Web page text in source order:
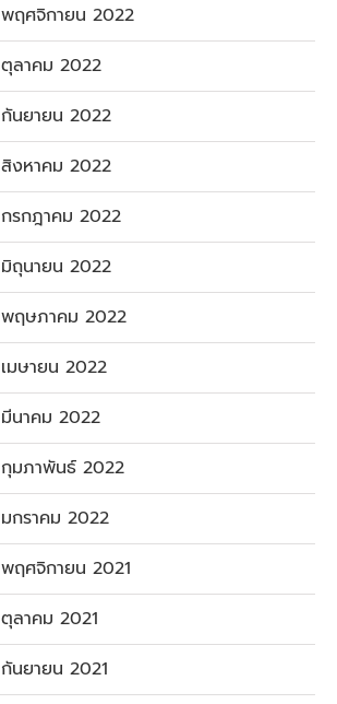
พฤศจิกายน 2022
ตุลาคม 2022
กันยายน 2022
สิงหาคม 2022
กรกฎาคม 2022
มิถุนายน 2022
พฤษภาคม 2022
เมษายน 2022
มีนาคม 2022
กุมภาพันธ์ 2022
มกราคม 2022
พฤศจิกายน 2021
ตุลาคม 2021
กันยายน 2021